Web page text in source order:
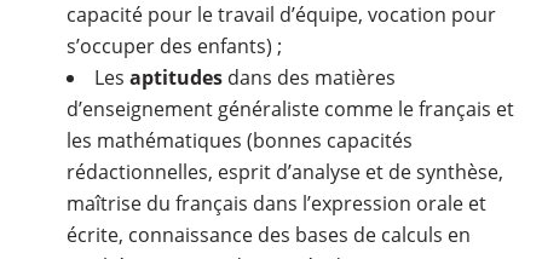
capacité pour le travail d’équipe, vocation pour
s’occuper des enfants) ;
Les aptitudes dans des matières
d’enseignement généraliste comme le français et
les mathématiques (bonnes capacités
rédactionnelles, esprit d’analyse et de synthèse,
maîtrise du français dans l’expression orale et
écrite, connaissance des bases de calculs en